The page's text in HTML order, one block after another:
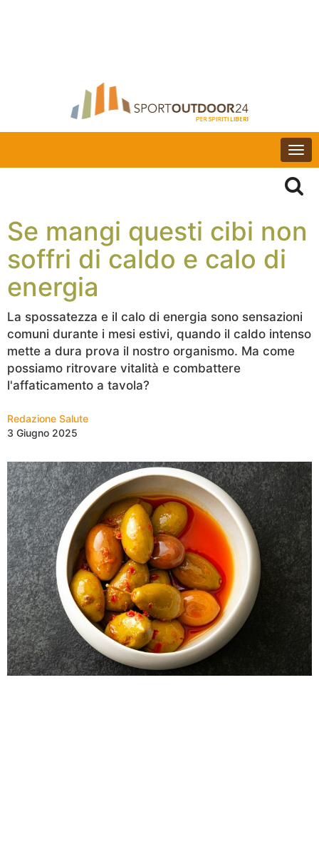
Se mangi questi cibi non
soffri di caldo e calo di
energia
La spossatezza e il calo di energia sono sensazioni
comuni durante i mesi estivi, quando il caldo intenso
mette a dura prova il nostro organismo. Ma come
possiamo ritrovare vitalità e combattere
l'affaticamento a tavola?
Redazione Salute
3 Giugno 2025